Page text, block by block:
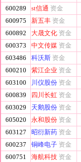
600289
st信通 资金
600975
新五丰 资金
600892
大晟文化 资金
600373
中文传媒 资金
603486
科沃斯 资金
600210
紫江企业 资金
603100
川仪股份 资金
600839
四川长虹 资金
603029
天鹅股份 资金
605020
永和股份 资金
603127
昭衍新药 资金
600237
铜峰电子 资金
600751
海航科技 资金